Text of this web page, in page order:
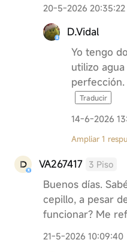
20-5-2026 20:35:22
D.Vidal
Yo tengo
utilizo
perfección.
Traducir
14-6-2026
Ampliar 1
VA267417 3 Piso
Buenos días.
cepillo, a pesar
funcionar? Me
21-5-2026 10:09:40